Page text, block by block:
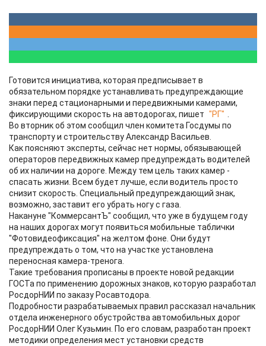
Готовится инициатива, которая предписывает в
обязательном порядке устанавливать предупреждающие
знаки перед стационарными и передвижными камерами,
фиксирующими скорость на автодорогах, пишет "РГ"
Во вторник об этом сообщил член комитета Госдумы по
транспорту и строительству Александр Васильев.
Как поясняют эксперты, сейчас нет нормы, обязывающей
операторов передвижных камер предупреждать водителей
об их наличии на дороге. Между тем цель таких камер -
спасать жизни. Всем будет лучше, если водитель просто
снизит скорость. Специальный предупреждающий знак,
возможно, заставит его убрать ногу с газа.
Накануне "КоммерсантЪ" сообщил, что уже в будущем году
на наших дорогах могут появиться мобильные таблички
"Фотовидеофиксация" на желтом фоне. Они будут
предупреждать о том, что на участке установлена
переносная камера-тренога.
Такие требования прописаны в проекте новой редакции
ГОСТа по применению дорожных знаков, которую разработал
РосдорНИИ по заказу Росавтодора.
Подробности разрабатываемых правил рассказал начальник
отдела инженерного обустройства автомобильных дорог
РосдорНИИ Олег Кузьмин. По его словам, разработан проект
методики определения мест установки средств